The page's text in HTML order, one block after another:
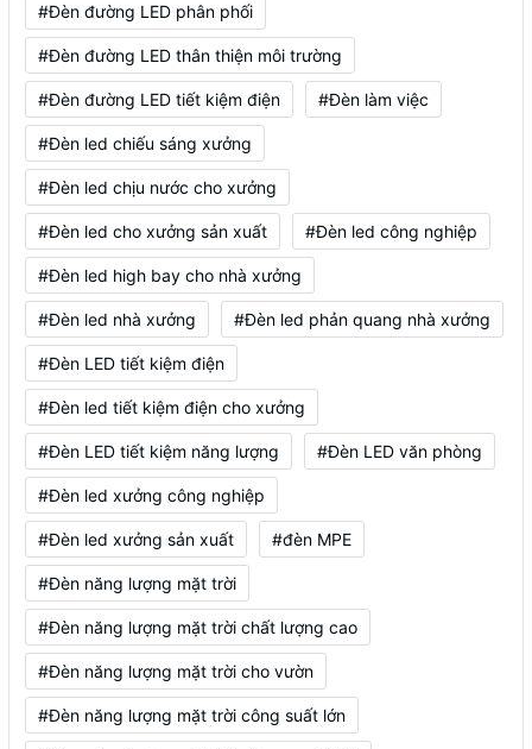
#Đèn đường LED phân phối
#Đèn đường LED thân thiện môi trường
#Đèn đường LED tiết kiệm điện #Đèn làm việc
#Đèn led chiếu sáng xưởng
#Đèn led chịu nước cho xưởng
#Đèn led cho xưởng sản xuất #Đèn led công nghiệp
#Đèn led high bay cho nhà xưởng
#Đèn led nhà xưởng #Đèn led phản quang nhà xưởng
#Đèn LED tiết kiệm điện
#Đèn led tiết kiệm điện cho xưởng
#Đèn LED tiết kiệm năng lượng #Đèn LED văn phòng
#Đèn led xưởng công nghiệp
#Đèn led xưởng sản xuất #đèn MPE
#Đèn năng lượng mặt trời
#Đèn năng lượng mặt trời chất lượng cao
#Đèn năng lượng mặt trời cho vườn
#Đèn năng lượng mặt trời công suất lớn